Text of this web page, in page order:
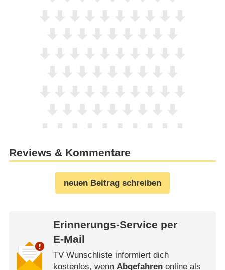
Reviews & Kommentare
neuen Beitrag schreiben
Erinnerungs-Service per
E-Mail
TV Wunschliste informiert dich
kostenlos, wenn Abgefahrenonline als